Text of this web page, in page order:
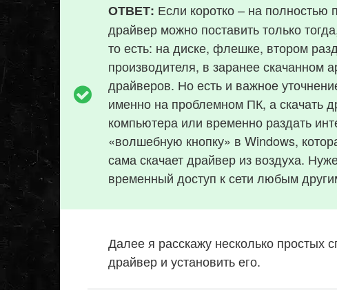
ОТВЕТ: Если коротко – на полностью
драйвер можно поставить только
то есть: на диске, флешке, втором
производителя, в заранее скачанном
драйверов. Но есть и важное
именно на проблемном ПК, а скачать
компьютера или временно раздать
«волшебную кнопку» в Windows,
сама скачает драйвер из воздуха.
временный доступ к сети любым
Далее я расскажу несколько простых
драйвер и установить его.